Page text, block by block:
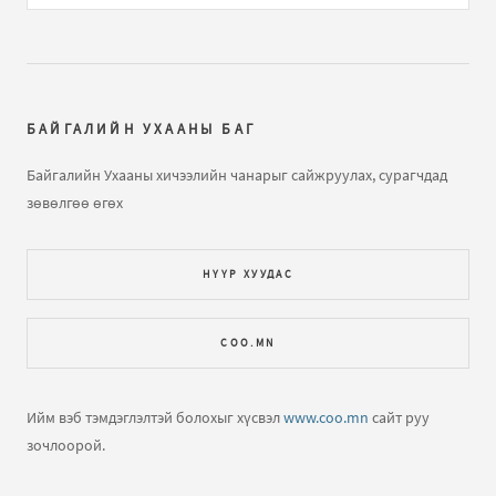
Далайн татралт түрэлт Зочин:
ч харагдахгүй байна
Газарзүйн хичээл "Газарзүйн зургийн тусгаг,
бичлэгт Зочин:Bi hicheelee hiih gsn
yma tgd ta nda gajiltiin tuhai tailbar oruuld ogooch
ЕШ-ФИЗИК 2009 В2 хувилбар хариутайгаабичлэгт
Нар хиртэлт гэж юу юм бол?
БАЙГАЛИЙН УХААНЫ БАГ
Байгалийн Ухааны хичээлийн чанарыг сайжруулах, сурагчдад
зөвөлгөө өгөх
НҮҮР ХУУДАС
COO.MN
Ийм вэб тэмдэглэлтэй болохыг хүсвэлwww.coo.mn сайт руу
зочлоорой.